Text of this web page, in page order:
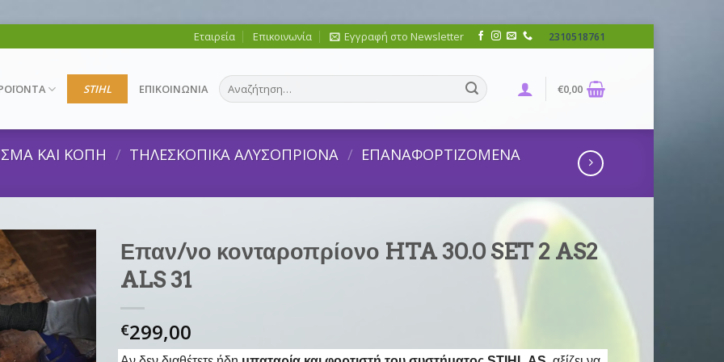
Εταιρεία Επικοινωνία Εγγραφή στο Newsletter 2310518761
STIHL ΕΠΙΚΟΙΝΩΝΙΑ
Αναζήτηση
για:
€0,00
ΚΑΙ ΚΟΠΗ / ΤΗΛΕΣΚΟΠΙΚΑ ΑΛΥΣΟΠΡΙΟΝΑ / ΕΠΑΝΑΦΟΡΤΙΖΟΜΕΝΑ
Επαν/νο κονταροπρίονο HTA 30.0 SET 2 AS2
ALS 31
€299,00